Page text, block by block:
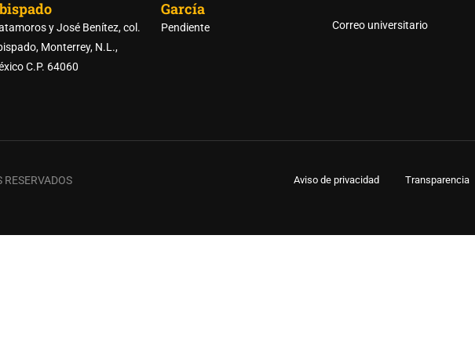
y José Benítez, col.
Monterrey, N.L.,
C.P. 64060
García
Pendiente Correo universitario
Aviso de privacidad Transparencia
DE LAS PREPARATORIAS UANL?